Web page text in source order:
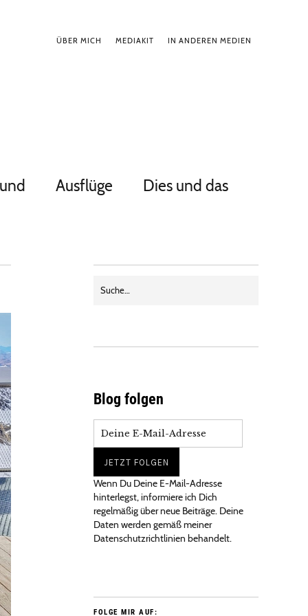
ÜBER MICH MEDIAKIT IN ANDEREN MEDIEN
Ausflüge Dies und das
Blog folgen
Wenn Du Deine E-Mail-Adresse
hinterlegst, informiere ich Dich
regelmäßig über neue Beiträge. Deine
Daten werden gemäß meiner
Datenschutzrichtlinien behandelt.
FOLGE MIR AUF: